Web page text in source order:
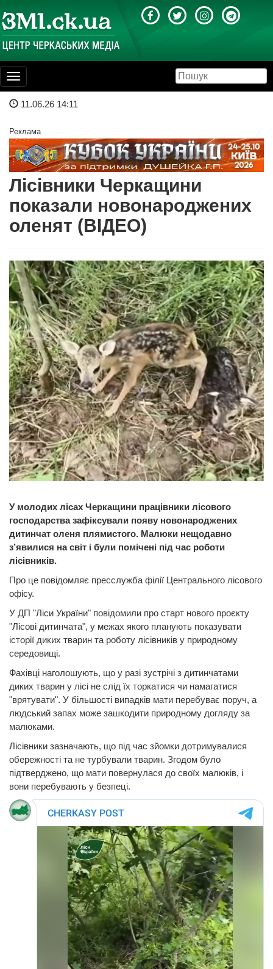
Toggle
navigation
11.06.26 14:11
Реклама
Лісівники Черкащини
показали новонароджених
оленят (ВІДЕО)
У молодих лісах Черкащини працівники лісового
господарства зафіксували появу новонароджених
дитинчат оленя плямистого. Малюки нещодавно
з’явилися на світ і були помічені під час роботи
лісівників.
Про це повідомляє пресслужба філії Центрального лісового
офісу.
У ДП "Ліси України" повідомили про старт нового проєкту
"Лісові дитинчата", у межах якого планують показувати
історії диких тварин та роботу лісівників у природному
середовищі.
Фахівці наголошують, що у разі зустрічі з дитинчатами
диких тварин у лісі не слід їх торкатися чи намагатися
"врятувати". У більшості випадків мати перебуває поруч, а
людський запах може зашкодити природному догляду за
малюками.
Лісівники зазначають, що під час зйомки дотримувалися
обережності та не турбували тварин. Згодом було
підтверджено, що мати повернулася до своїх малюків, і
вони перебувають у безпеці.